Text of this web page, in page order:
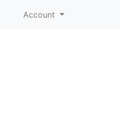
Account